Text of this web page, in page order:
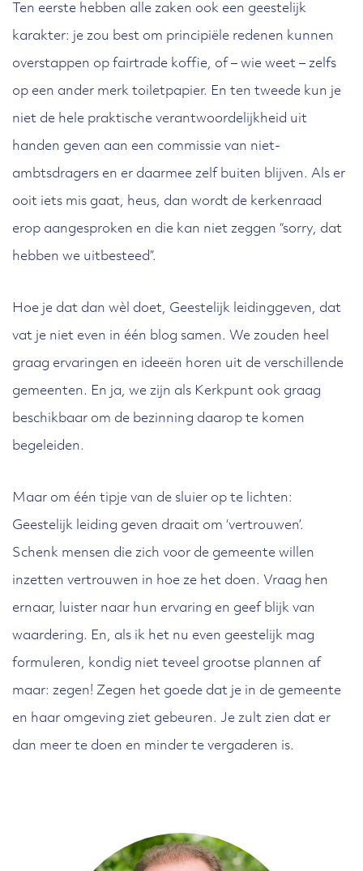
Ten eerste hebben alle zaken ook een geestelijk
karakter: je zou best om principiële redenen kunnen
overstappen op fairtrade koffie, of – wie weet – zelfs
op een ander merk toiletpapier. En ten tweede kun je
niet de hele praktische verantwoordelijkheid uit
handen geven aan een commissie van niet-
ambtsdragers en er daarmee zelf buiten blijven. Als er
ooit iets mis gaat, heus, dan wordt de kerkenraad
erop aangesproken en die kan niet zeggen “sorry, dat
hebben we uitbesteed”.
Hoe je dat dan wèl doet, Geestelijk leidinggeven, dat
vat je niet even in één blog samen. We zouden heel
graag ervaringen en ideeën horen uit de verschillende
gemeenten. En ja, we zijn als Kerkpunt ook graag
beschikbaar om de bezinning daarop te komen
begeleiden.
Maar om één tipje van de sluier op te lichten:
Geestelijk leiding geven draait om ‘vertrouwen’.
Schenk mensen die zich voor de gemeente willen
inzetten vertrouwen in hoe ze het doen. Vraag hen
ernaar, luister naar hun ervaring en geef blijk van
waardering. En, als ik het nu even geestelijk mag
formuleren, kondig niet teveel grootse plannen af
maar: zegen! Zegen het goede dat je in de gemeente
en haar omgeving ziet gebeuren. Je zult zien dat er
dan meer te doen en minder te vergaderen is.